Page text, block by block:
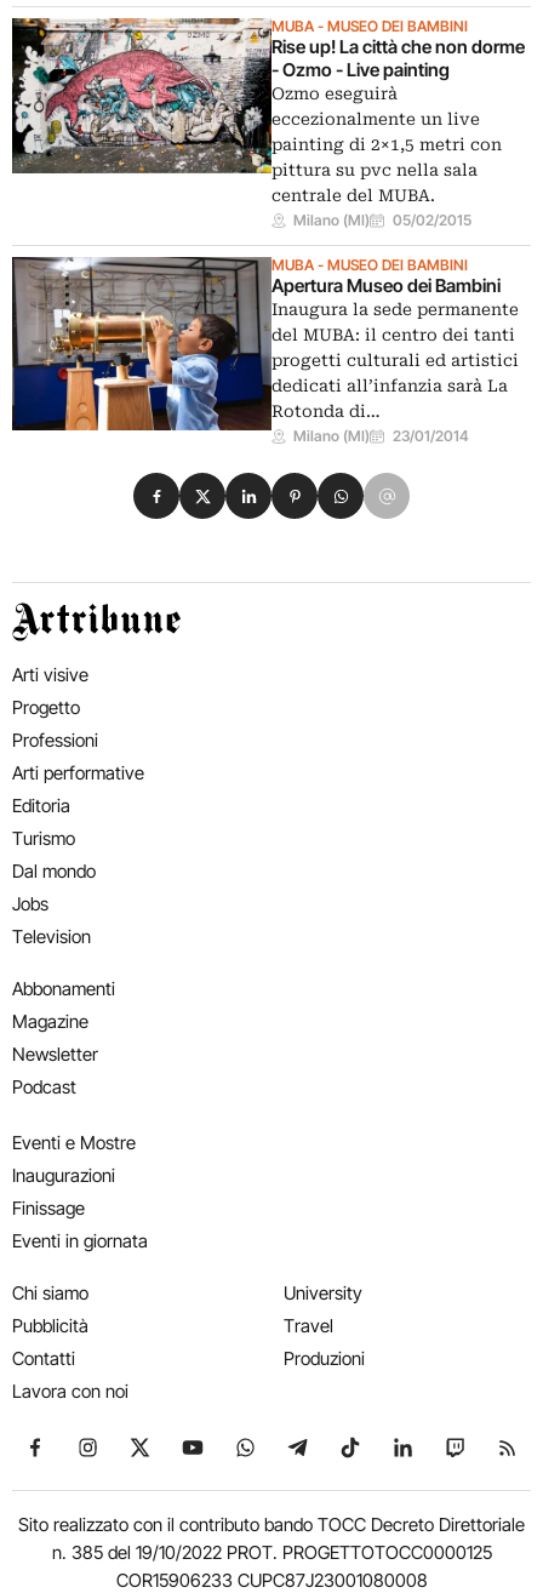
MUBA - MUSEO DEI BAMBINI
Rise up! La città che non dorme
- Ozmo - Live painting
Ozmo eseguirà
eccezionalmente un live
painting di 2×1,5 metri con
pittura su pvc nella sala
centrale del MUBA.
Milano (MI) 05/02/2015
MUBA - MUSEO DEI BAMBINI
Apertura Museo dei Bambini
Inaugura la sede permanente
del MUBA: il centro dei tanti
progetti culturali ed artistici
dedicati all’infanzia sarà La
Rotonda di…
Milano (MI) 23/01/2014
Condividi su Facebook
Condividi su X
Condividi su LinkedIn
Condividi su Pinterest
Condividi su WhatsApp
Condividi su Email
Artribune
Arti visive
Progetto
Professioni
Arti performative
Editoria
Turismo
Dal mondo
Jobs
Television
Abbonamenti
Magazine
Newsletter
Podcast
Eventi e Mostre
Inaugurazioni
Finissage
Eventi in giornata
Chi siamo
Pubblicità
Contatti
Lavora con noi
University
Travel
Produzioni
Seguici su Facebook
Seguici su Instagram
Seguici su X
Seguici su YouTube
Seguici su WhatsApp
Seguici su Telegram
Seguici su TikTok
Seguici su
Seguici
Sito realizzato con il contributo bando TOCC Decreto Direttoriale
n. 385 del 19/10/2022 PROT. PROGETTOTOCC0000125
COR15906233 CUPC87J23001080008